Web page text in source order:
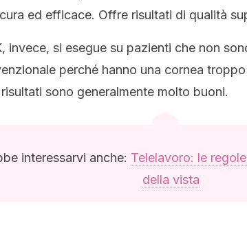
ed efficace. Offre risultati di qualità
invece, si esegue su pazienti che non
perché hanno una cornea
sono generalmente molto buoni.
interessarvi anche: Telelavoro: le
della vista